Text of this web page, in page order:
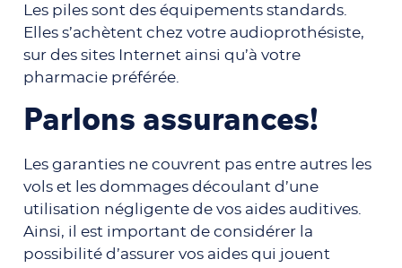
Les piles sont des équipements standards.
Elles s’achètent chez votre audioprothésiste,
sur des sites Internet ainsi qu’à votre
pharmacie préférée.
Parlons assurances!
Les garanties ne couvrent pas entre autres les
vols et les dommages découlant d’une
utilisation négligente de vos aides auditives.
Ainsi, il est important de considérer la
possibilité d’assurer vos aides qui jouent